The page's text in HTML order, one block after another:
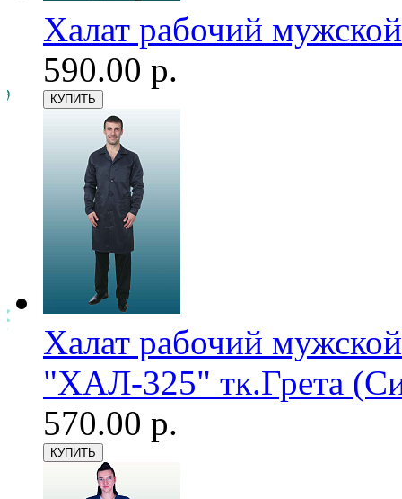
Халат рабочий
590.00 р.
Халат рабочий
"ХАЛ-325" тк.Грета
570.00 р.